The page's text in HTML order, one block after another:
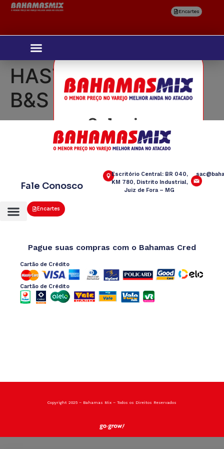
Selecione
sua região
Encartes
HASTES FLEXIVEIS
B&S C/75
Encartes
Fale Conosco
Escritório Central: BR 040,
KM 780, Distrito Industrial,
Juiz de Fora – MG
Pague suas compras com o Bahamas Cred
Cartão de Crédito
Cartão de Crédito
Copyright 2025 – Bahamas Mix – Todos os Direitos Reservados